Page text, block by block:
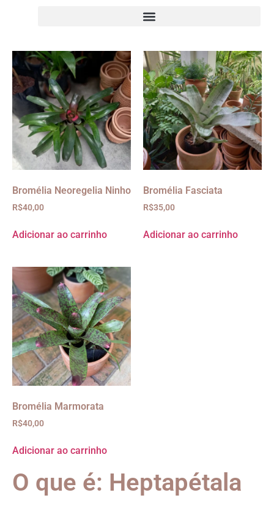
Bromélia Neoregelia Ninho
R$40,00
Adicionar ao carrinho
Bromélia Fasciata
R$35,00
Adicionar ao carrinho
Bromélia Marmorata
R$40,00
Adicionar ao carrinho
O que é: Heptapétala